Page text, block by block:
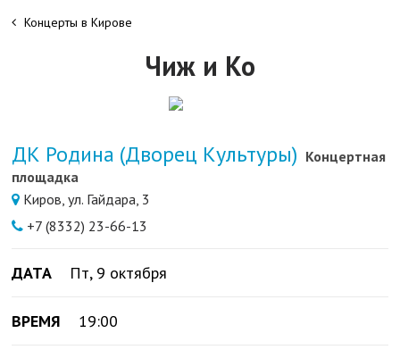
Концерты в Кирове
Чиж и Ко
ДК Родина (Дворец Культуры) Концертная
площадка
Киров, ул. Гайдара, 3
+7 (8332) 23-66-13
ДАТА Пт, 9 октября
ВРЕМЯ 19:00